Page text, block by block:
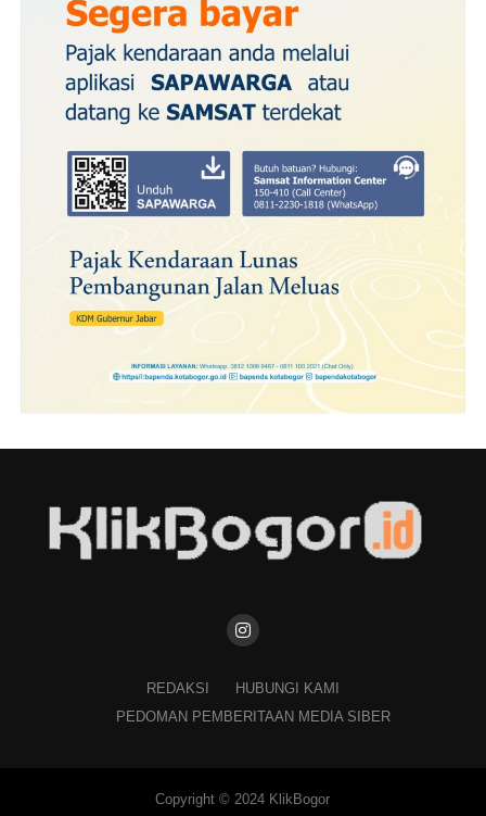
REDAKSI
HUBUNGI KAMI
PEDOMAN PEMBERITAAN MEDIA SIBER
Copyright © 2024 KlikBogor